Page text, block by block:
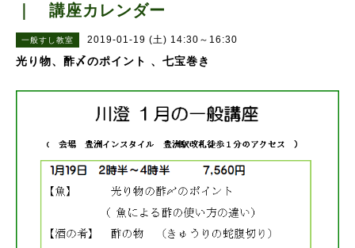
｜ 講座カレンダー
一般すし教室 2019-01-19 (土) 14:30～16:30
光り物、酢〆のポイント 、七宝巻き